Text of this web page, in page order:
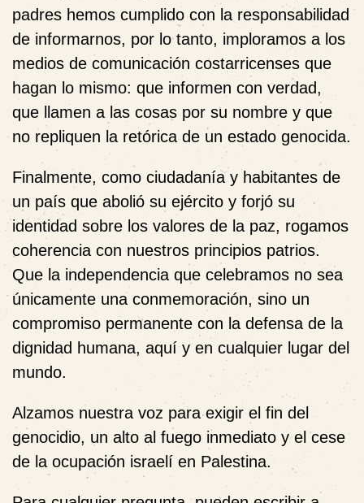
padres hemos cumplido con la responsabilidad
de informarnos, por lo tanto, imploramos a los
medios de comunicación costarricenses que
hagan lo mismo: que informen con verdad,
que llamen a las cosas por su nombre y que
no repliquen la retórica de un estado genocida.
Finalmente, como ciudadanía y habitantes de
un país que abolió su ejército y forjó su
identidad sobre los valores de la paz, rogamos
coherencia con nuestros principios patrios.
Que la independencia que celebramos no sea
únicamente una conmemoración, sino un
compromiso permanente con la defensa de la
dignidad humana, aquí y en cualquier lugar del
mundo.
Alzamos nuestra voz para exigir el fin del
genocidio, un alto al fuego inmediato y el cese
de la ocupación israelí en Palestina.